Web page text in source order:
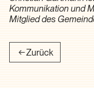
Kommunikation und
Mitglied des
Zurück